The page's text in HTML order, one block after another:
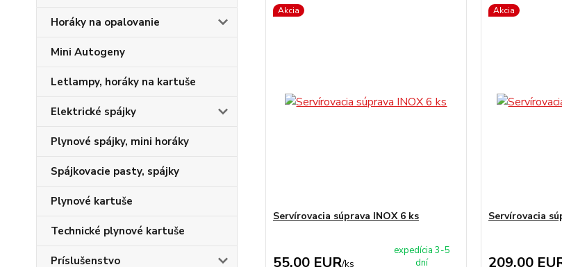
Horáky na opalovanie
Mini Autogeny
Letlampy, horáky na kartuše
Elektrické spájky
Plynové spájky, mini horáky
Spájkovacie pasty, spájky
Plynové kartuše
Technické plynové kartuše
Príslušenstvo
Akcia
Servírovacia súprava INOX 6 ks
55,00 EUR/ks
expedícia 3-5
dní
Akcia
Servírovacia
209,00